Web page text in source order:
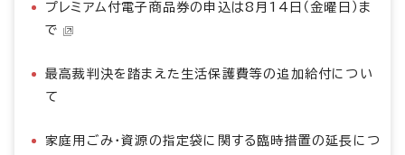
プレミアム付電子商品券の申込は8月14日（金曜日）ま
で
最高裁判決を踏まえた生活保護費等の追加給付につい
て
家庭用ごみ・資源の指定袋に関する臨時措置の延長につ